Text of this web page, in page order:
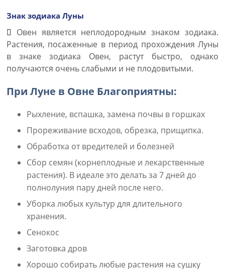
Знак зодиака Луны
Овен является неплодородным знаком зодиака.
Растения, посаженные в период прохождения Луны
в знаке зодиака Овен, растут быстро, однако
получаются очень слабыми и не плодовитыми.
При Луне в Овне Благоприятны:
Рыхление, вспашка, замена почвы в горшках
Прореживание всходов, обрезка, прищипка.
Обработка от вредителей и болезней
Сбор семян (корнеплодные и лекарственные
растения). В идеале это делать за 7 дней до
полнолуния пару дней после него.
Уборка любых культур для длительного
хранения.
Сенокос
Заготовка дров
Хорошо собирать любые растения на сушку